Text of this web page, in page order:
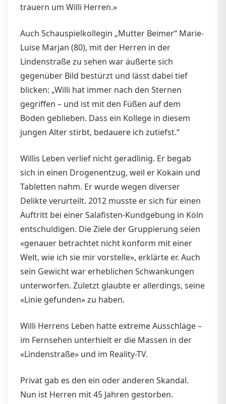
trauern um Willi Herren.»
Auch Schauspielkollegin „Mutter Beimer“ Marie-
Luise Marjan (80), mit der Herren in der
Lindenstraße zu sehen war äußerte sich
gegenüber Bild bestürzt und lässt dabei tief
blicken: „Willi hat immer nach den Sternen
gegriffen – und ist mit den Füßen auf dem
Boden geblieben. Dass ein Kollege in diesem
jungen Alter stirbt, bedauere ich zutiefst.“
Willis Leben verlief nicht geradlinig. Er begab
sich in einen Drogenentzug, weil er Kokain und
Tabletten nahm. Er wurde wegen diverser
Delikte verurteilt. 2012 musste er sich für einen
Auftritt bei einer Salafisten-Kundgebung in Köln
entschuldigen. Die Ziele der Gruppierung seien
«genauer betrachtet nicht konform mit einer
Welt, wie ich sie mir vorstelle», erklärte er. Auch
sein Gewicht war erheblichen Schwankungen
unterworfen. Zuletzt glaubte er allerdings, seine
«Linie gefunden» zu haben.
Willi Herrens Leben hatte extreme Ausschläge –
im Fernsehen unterhielt er die Massen in der
«Lindenstraße» und im Reality-TV.
Privat gab es den ein oder anderen Skandal.
Nun ist Herren mit 45 Jahren gestorben.